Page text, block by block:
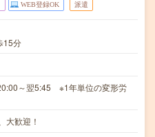
WEB登録OK 派遣
15分
～翌5:45 ※1年単位の変形労
大歓迎！